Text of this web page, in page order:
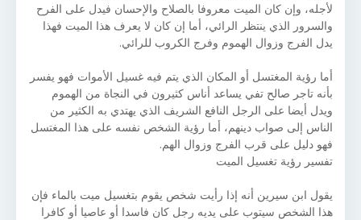
لأجله، وإن كان الميت معروفا بالصلاح والإحسان فيدل على الفرح
والسرور الذي ينتظر الرائي، أما إن كان لا يعرف هذا الميت فهذا
يدل الفرج وزوال الهموم وفرج الكروب للرائي.
أما رؤية المغتسل أو المكان الذي يتم فيه غسيل الأموات فهو يفسر
بأنه تاجر صالح تفي يساعد أناس كثيرون في النجاة من الهموم
ويدل أيضا على الرجل النافع الشريف الذي يهتدي به الكثير من
الناس إلى صواب دينهم، أما رؤية الشخص نفسه على هذا المغتسل
فهو دليل على قرب الفرج وزوال الهم.
تفسير رؤية تغسيل الميت
يقول ابن سيرين أنه إذا رأيت شخص يقوم بتغسيل ميت بالماء فإن
هذا الشخص سيتوب على يديه رجل كان فاسدا أو عاصيا أو كافرا